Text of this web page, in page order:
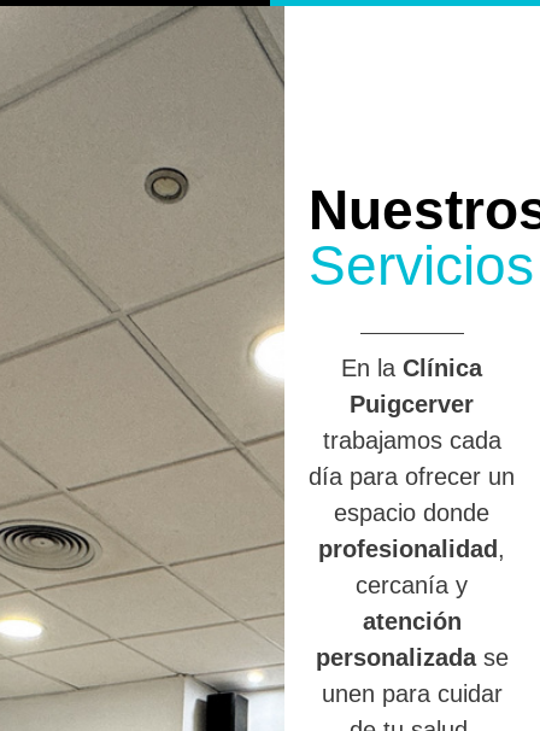
Servicios
En laClínica
Puigcerver
trabajamos cada
día para ofrecer un
espacio donde
profesionalidad ,
cercanía y
atención
personalizadase
unen para cuidar